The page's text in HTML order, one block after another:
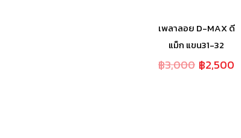
เพลาลอย D-MAX ดี
แม็ก แขน31-32
฿3,000 ฿2,500